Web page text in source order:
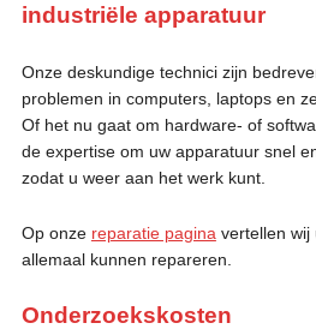
industriële apparatuur
Onze deskundige technici zijn
problemen in computers, laptops en
Of het nu gaat om hardware- of
de expertise om uw apparatuur snel
zodat u weer aan het werk kunt.
Op onze reparatie pagina vertellen wij
allemaal kunnen repareren.
Onderzoekskosten